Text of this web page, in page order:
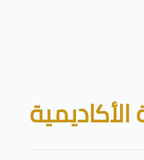
Blocks
الأكاديمية